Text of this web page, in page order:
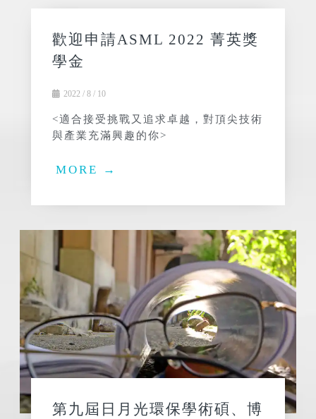
歡迎申請ASML 2022 菁英獎
學金
2022 / 8 / 10
<適合接受挑戰又追求卓越，對頂尖技術
與產業充滿興趣的你>
MORE →
第九屆日月光環保學術碩、博